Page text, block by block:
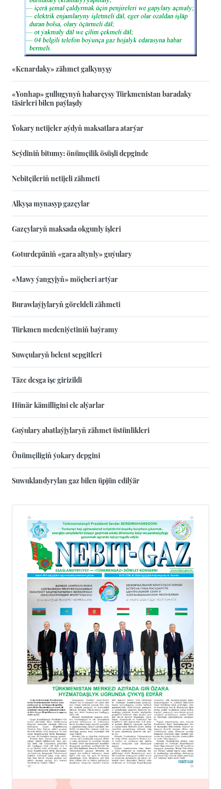
«Kenardaky» zähmet galkynyşy
«Yonhap» gullugynyň habarçysy Türkmenistan baradaky
täsirleri bilen paýlaşdy
Ýokary netijeler aýdyň maksatlara atarýar
Seýdiniň bitumy: önümçilik ösüşli depginde
Nebitçileriň netijeli zähmeti
Alkyşa mynasyp gazçylar
Gazçylaryň maksada okgunly işleri
Goturdepäniň «gara altynly» guýulary
«Mawy ýangyjyň» möçberi artýar
Burawlaýjylaryň göreldeli zähmeti
Türkmen medeniýetiniň baýramy
Suwçularyň belent sepgitleri
Täze desga işe girizildi
Hünär kämilligini ele alýarlar
Guýulary abatlaýjylaryň zähmet üstünlikleri
Önümçiligiň ýokary depgini
Suwuklandyrylan gaz bilen üpjün edilýär